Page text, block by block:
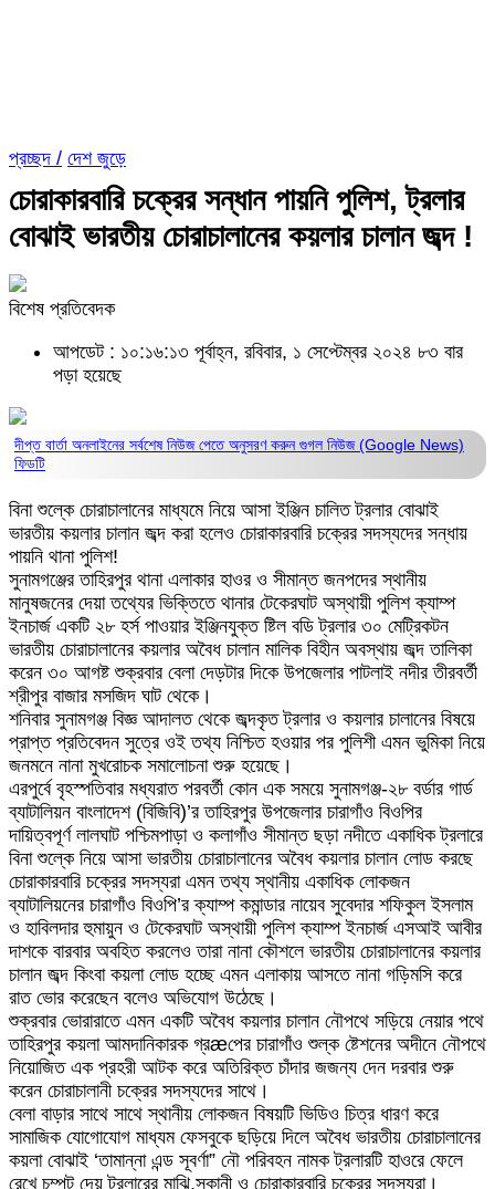
প্রচ্ছদ / দেশ জুড়ে
চোরাকারবারি চক্রের সন্ধান পায়নি পুলিশ, ট্রলার
বোঝাই ভারতীয় চোরাচালানের কয়লার চালান জব্দ !
বিশেষ প্রতিবেদক
আপডেট : ১০:১৬:১৩ পূর্বাহ্ন, রবিবার, ১ সেপ্টেম্বর ২০২৪ ৮৩ বার
পড়া হয়েছে
দীপ্ত বার্তা অনলাইনের সর্বশেষ নিউজ পেতে অনুসরণ করুনগুগল নিউজ (Google News)
ফিডটি
বিনা শুল্কে চোরাচালানের মাধ্যমে নিয়ে আসা ইঞ্জিন চালিত ট্রলার বোঝাই
ভারতীয় কয়লার চালান জব্দ করা হলেও চোরাকারবারি চক্রের সদস্যদের সন্ধায়
পায়নি থানা পুলিশ!
সুনামগঞ্জের তাহিরপুর থানা এলাকার হাওর ও সীমান্ত জনপদের স্থানীয়
মানুষজনের দেয়া তথ্যের ভিক্তিতে থানার টেকেরঘাট অস্থায়ী পুলিশ ক্যাম্প
ইনচার্জ একটি ২৮ হর্স পাওয়ার ইঞ্জিনযুক্ত ষ্টিল বডি ট্রলার ৩০ মেট্রিকটন
ভারতীয় চোরাচালানের কয়লার অবৈধ চালান মালিক বিহীন অবস্থায় জব্দ তালিকা
করেন ৩০ আগষ্ট শুক্রবার বেলা দেড়টার দিকে উপজেলার পাটলাই নদীর তীরবর্তী
শ্রীপুর বাজার মসজিদ ঘাট থেকে।
শনিবার সুনামগঞ্জ বিজ্ঞ আদালত থেকে জব্দকৃত ট্রলার ও কয়লার চালানের বিষয়ে
প্রাপ্ত প্রতিবেদন সুত্রে ওই তথ্য নিশ্চিত হওয়ার পর পুলিশী এমন ভুমিকা নিয়ে
জনমনে নানা মুখরোচক সমালোচনা শুরু হয়েছে।
এরপুর্বে বৃহস্পতিবার মধ্যরাত পরবর্তী কোন এক সময়ে সুনামগঞ্জ-২৮ বর্ডার গার্ড
ব্যাটালিয়ন বাংলাদেশ (বিজিবি)’র তাহিরপুর উপজেলার চারাগাঁও বিওপির
দায়িত্বপূর্ণ লালঘাট পশ্চিমপাড়া ও কলাগাঁও সীমান্ত ছড়া নদীতে একাধিক ট্রলারে
বিনা শুল্কে নিয়ে আসা ভারতীয় চোরাচালানের অবৈধ কয়লার চালান লোড করছে
চোরাকারবারি চক্রের সদস্যরা এমন তথ্য স্থানীয় একাধিক লোকজন
ব্যাটালিয়নের চারাগাঁও বিওপি’র ক্যাম্প কমান্ডার নায়েব সুবেদার শফিকুল ইসলাম
ও হাবিলদার হুমায়ুন ও টেকেরঘাট অস্থায়ী পুলিশ ক্যাম্প ইনচার্জ এসআই আবীর
দাশকে বারবার অবহিত করলেও তারা নানা কৌশলে ভারতীয় চোরাচালানের কয়লার
চালান জব্দ কিংবা কয়লা লোড হচ্ছে এমন এলাকায় আসতে নানা গড়িমসি করে
রাত ভোর করেছেন বলেও অভিযোগ উঠেছে।
শুক্রবার ভোরারাতে এমন একটি অবৈধ কয়লার চালান নৌপথে সড়িয়ে নেয়ার পথে
তাহিরপুর কয়লা আমদানিকারক গ্রæপের চারাগাঁও শুল্ক ষ্টেশনের অদীনে নৌপথে
নিয়োজিত এক প্রহরী আটক করে অতিরিক্ত চাঁদার জজন্য দেন দরবার শুরু
করেন চোরাচালানী চক্রের সদস্যদের সাথে।
বেলা বাড়ার সাথে সাথে স্থানীয় লোকজন বিষয়টি ভিডিও চিত্র ধারণ করে
সামাজিক যোগোযোগ মাধ্যম ফেসবুকে ছড়িয়ে দিলে অবৈধ ভারতীয় চোরাচালানের
কয়লা বোঝাই ‘তামান্না এন্ড সূবর্ণা” নৌ পরিবহন নামক ট্রলারটি হাওরে ফেলে
রেখে চম্পট দেয় ট্রলারের মাঝি,সূকানী ও চোরাকারবারি চক্রের সদস্যরা।